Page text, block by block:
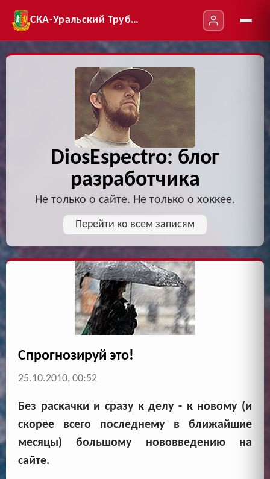
СКА-Уральский Трубник
DiosEspectro: блог
разработчика
Не только о сайте. Не только о хоккее.
Перейти ко всем записям
Спрогнозируй это!
25.10.2010, 00:52
Без раскачки и сразу к делу - к новому (и
скорее всего последнему в ближайшие
месяцы) большому нововведению на
сайте.